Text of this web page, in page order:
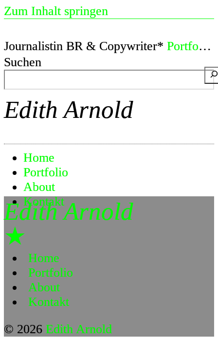
Zum Inhalt springen
Journalistin BR & Copywriter* Portfolio
Suchen
Edith Arnold
Home
Portfolio
About
Kontakt
★
Edith Arnold
Home
Portfolio
About
Kontakt
© 2026 Edith Arnold